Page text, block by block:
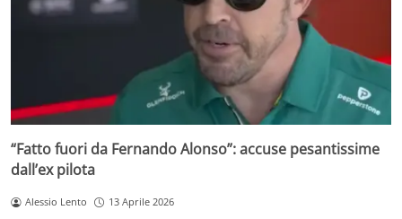
“Fatto fuori da Fernando Alonso”: accuse pesantissime
dall’ex pilota
Alessio Lento 13 Aprile 2026